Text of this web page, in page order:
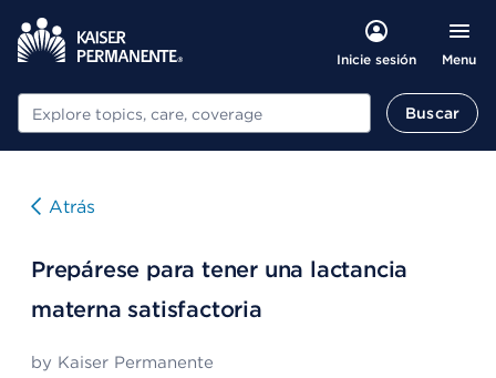
Inicie sesión Menu
Buscar Buscar
Atrás
Prepárese para tener una lactancia
materna satisfactoria
by Kaiser Permanente